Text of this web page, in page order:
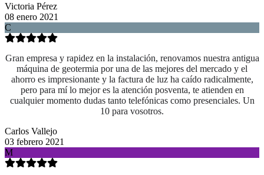
Victoria Pérez
08 enero 2021
C
Gran empresa y rapidez en la instalación, renovamos nuestra antigua
máquina de geotermia por una de las mejores del mercado y el
ahorro es impresionante y la factura de luz ha caído radicalmente,
pero para mí lo mejor es la atención posventa, te atienden en
cualquier momento dudas tanto telefónicas como presenciales. Un
10 para vosotros.
Carlos Vallejo
03 febrero 2021
M